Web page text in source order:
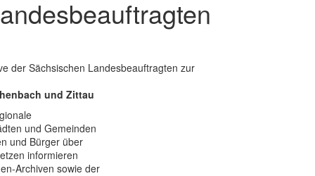
der Sächsischen Landesbeauftragten zur
und Zittau
und Gemeinden
und Bürger über
informieren
Archiven sowie der